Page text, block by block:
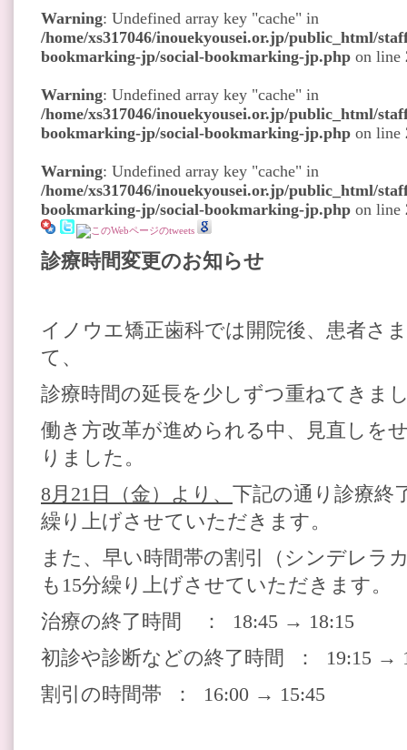
Warning: Undefined array key "cache" in
/home/xs317046/inouekyousei.or.jp/public_html/
bookmarking-jp/social-bookmarking-jp.php on line
Warning: Undefined array key "cache" in
/home/xs317046/inouekyousei.or.jp/public_html/
bookmarking-jp/social-bookmarking-jp.php on line
Warning: Undefined array key "cache" in
/home/xs317046/inouekyousei.or.jp/public_html/
bookmarking-jp/social-bookmarking-jp.php on line
診療時間変更のお知らせ
イノウエ矯正歯科では開院後、患者さ
て、
診療時間の延長を少しずつ重ねてきま
働き方改革が進められる中、見直しを
りました。
8月21日（金）より、 下記の通り診療終
繰り上げさせていただきます。
また、早い時間帯の割引（シンデレラ
も15分繰り上げさせていただきます。
治療の終了時間 ： 18:45 → 18:15
初診や診断などの終了時間 ： 19:15 →
割引の時間帯 ： 16:00 → 15:45